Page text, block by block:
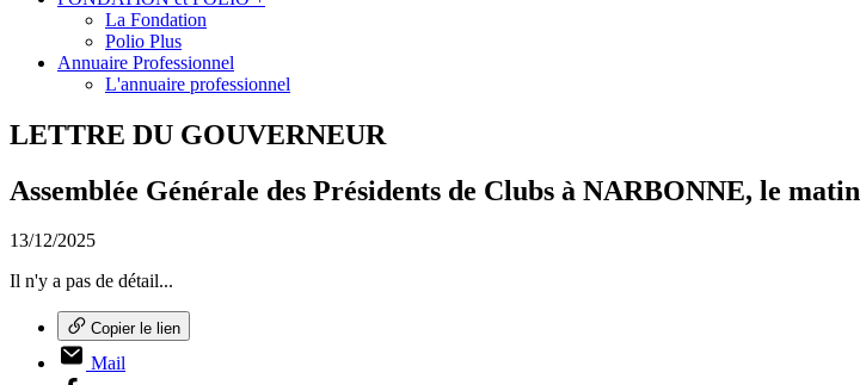
La Fondation
Polio Plus
Annuaire Professionnel
L'annuaire professionnel
LETTRE DU GOUVERNEUR
Assemblée Générale des Présidents de Clubs à NARBONNE, le matin
13/12/2025
Il n'y a pas de détail...
Copier le lien
Mail